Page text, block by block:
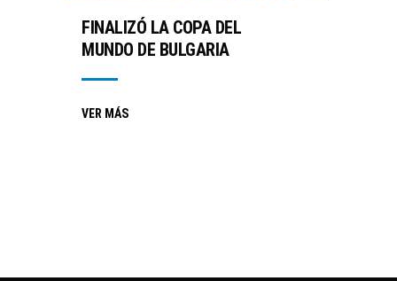
FINALIZÓ LA COPA DEL
MUNDO DE BULGARIA
VER MÁS